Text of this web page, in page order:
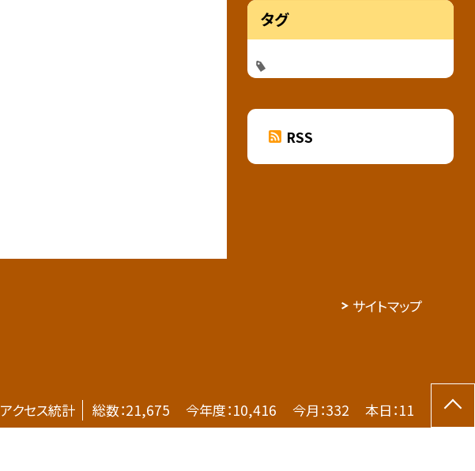
タグ
RSS
サイトマップ
アクセス統計 総数：21,675 今年度：10,416 今月：332 本日：11